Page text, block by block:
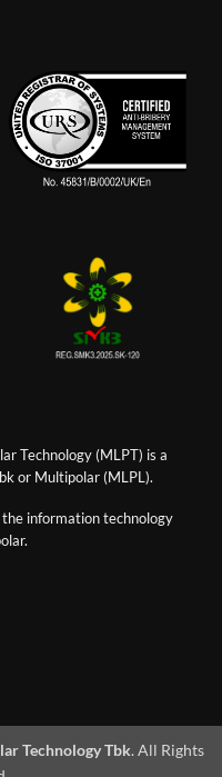
Technology (MLPT) is a
or Multipolar (MLPL).
information technology
Technology Tbk. All Rights